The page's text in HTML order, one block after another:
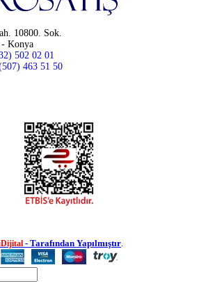
10800. Sok.
Konya
502 02 01
463 51 50
- Tarafından Yapılmıştır